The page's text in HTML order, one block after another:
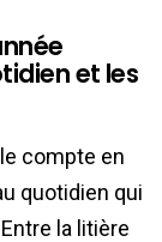
et les
compte en
quotidien qui
la litière